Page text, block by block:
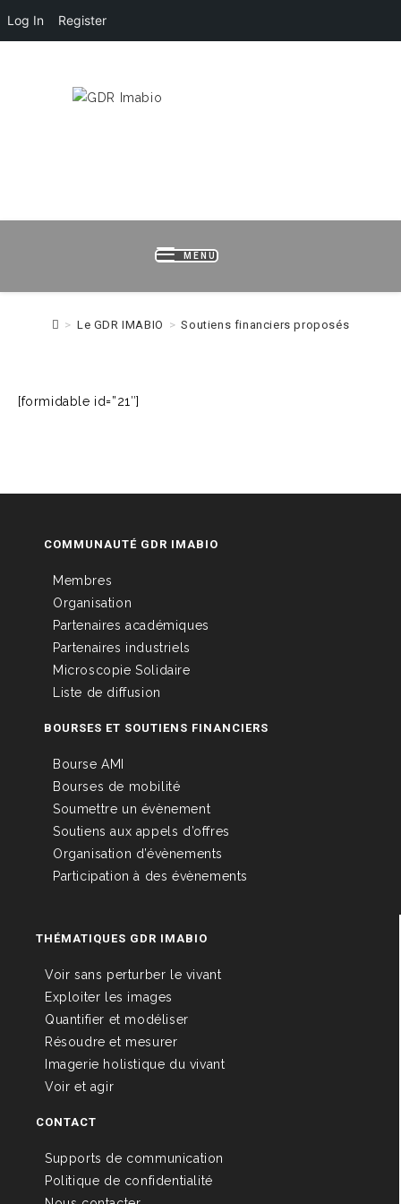
Log In Register
MENU
> Le GDR IMABIO > Soutiens financiers proposés
[formidable id=”21″]
COMMUNAUTÉ GDR IMABIO
Membres
Organisation
Partenaires académiques
Partenaires industriels
Microscopie Solidaire
Liste de diffusion
BOURSES ET SOUTIENS FINANCIERS
Bourse AMI
Bourses de mobilité
Soumettre un évènement
Soutiens aux appels d’offres
Organisation d’évènements
Participation à des évènements
THÉMATIQUES GDR IMABIO
Voir sans perturber le vivant
Exploiter les images
Quantifier et modéliser
Résoudre et mesurer
Imagerie holistique du vivant
Voir et agir
CONTACT
Supports de communication
Politique de confidentialité